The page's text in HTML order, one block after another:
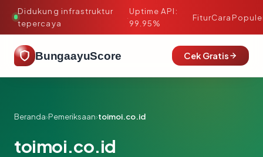
Didukung infrastruktur
tepercaya
·
Uptime API:
99.95%
FiturCara
BungaayuScore Cek Gratis
Beranda›Pemeriksaan›toimoi.co.id
toimoi.co.id